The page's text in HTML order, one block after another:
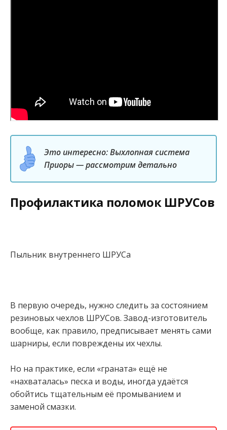
Это интересно: Выхлопная система
Приоры — рассмотрим детально
Профилактика поломок ШРУСов
Пыльник внутреннего ШРУСа
В первую очередь, нужно следить за состоянием
резиновых чехлов ШРУСов. Завод-изготовитель
вообще, как правило, предписывает менять сами
шарниры, если повреждены их чехлы.
Но на практике, если «граната» ещё не
«нахваталась» песка и воды, иногда удаётся
обойтись тщательным её промыванием и
заменой смазки.